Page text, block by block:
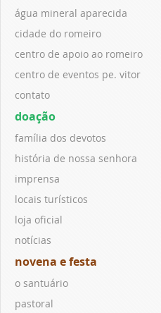
água mineral aparecida
cidade do romeiro
centro de apoio ao romeiro
centro de eventos pe. vitor
contato
doação
família dos devotos
história de nossa senhora
imprensa
locais turísticos
loja oficial
notícias
novena e festa
o santuário
pastoral